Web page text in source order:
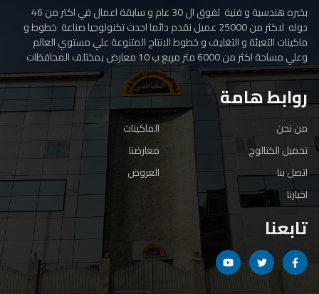
بخبره هندسية و فنية تفوق ال 30 عام و سابقة اعمال في اكتر من 46
دوله لاكثر من 25000 عميل نقدم دائما احدث تكنولوجيا صناعة خطوط و
ماكينات التعبئة و التغليف و خطوط الانتاج المتنوعة علي مستوي العالم
وعلي مساحة اكثر من 6000 متر مربع ب 10 معارض بمختلف المحافظات
روابط هامة
من نحن
الماكينات
تحميل الكتالوج
معارضنا
اتصل بنا
العروض
اخبارنا
تابعنا